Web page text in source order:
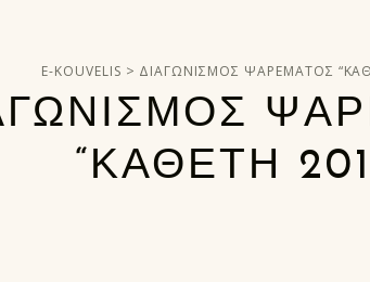
E-KOUVELIS > ΔΙΑΓΩΝΙΣΜΟΣ ΨΑΡΕΜΑΤΟΣ
“ΚΑΘΕΤΗ